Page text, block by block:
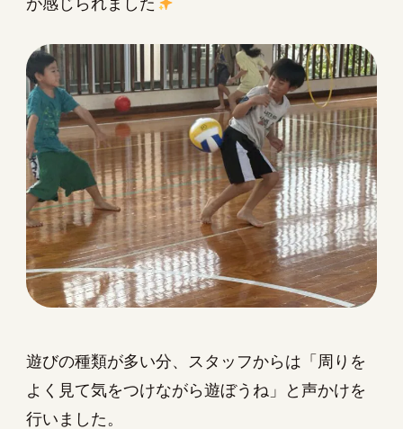
遊びの種類が多い分、スタッフからは「周りを
よく見て気をつけながら遊ぼうね」と声かけを
行いました。